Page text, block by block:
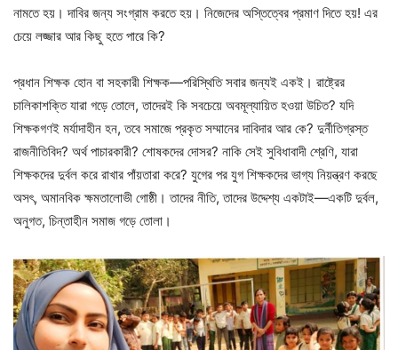
নামতে হয়। দাবির জন্য সংগ্রাম করতে হয়। নিজেদের অস্তিত্বের প্রমাণ দিতে হয়! এর
চেয়ে লজ্জার আর কিছু হতে পারে কি?
প্রধান শিক্ষক হোন বা সহকারী শিক্ষক—পরিস্থিতি সবার জন্যই একই। রাষ্ট্রের
চালিকাশক্তি যারা গড়ে তোলে, তাদেরই কি সবচেয়ে অবমূল্যায়িত হওয়া উচিত? যদি
শিক্ষকগণই মর্যাদাহীন হন, তবে সমাজে প্রকৃত সম্মানের দাবিদার আর কে? দুর্নীতিগ্রস্ত
রাজনীতিবিদ? অর্থ পাচারকারী? শোষকদের দোসর? নাকি সেই সুবিধাবাদী শ্রেণি, যারা
শিক্ষকদের দুর্বল করে রাখার পাঁয়তারা করে? যুগের পর যুগ শিক্ষকদের ভাগ্য নিয়ন্ত্রণ করছে
অসৎ, অমানবিক ক্ষমতালোভী গোষ্ঠী। তাদের নীতি, তাদের উদ্দেশ্য একটাই—একটি দুর্বল,
অনুগত, চিন্তাহীন সমাজ গড়ে তোলা।